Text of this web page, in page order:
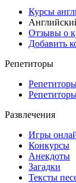
Курсы
Отзывы о
Добавить
Репетиторы
Развлечения
Игры
Конкурсы
Анекдоты
Загадки
Тексты